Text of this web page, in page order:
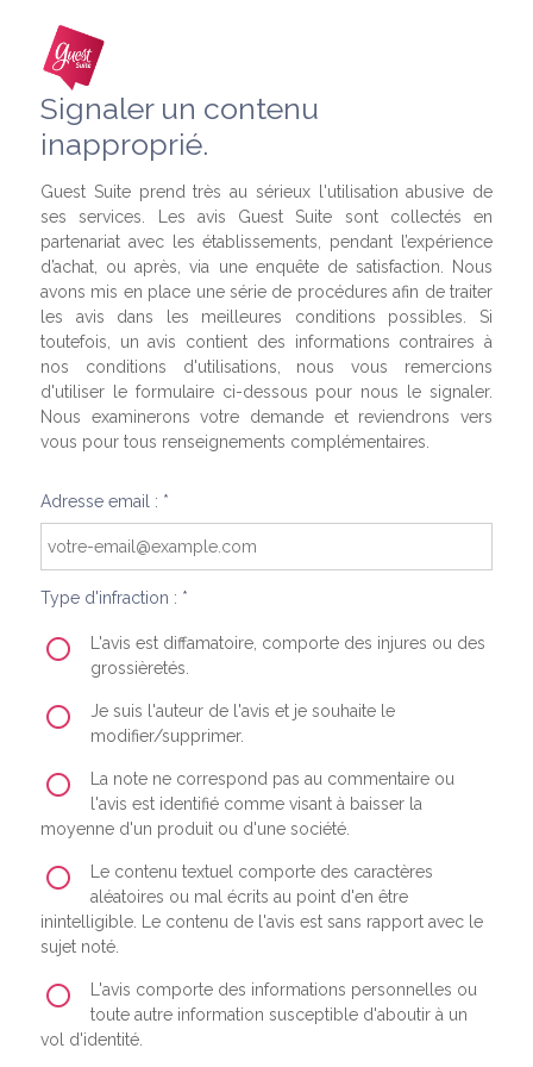
Signaler un contenu
inapproprié.
Guest Suite prend très au sérieux l'utilisation abusive de
ses services. Les avis Guest Suite sont collectés en
partenariat avec les établissements, pendant l’expérience
d’achat, ou après, via une enquête de satisfaction. Nous
avons mis en place une série de procédures afin de traiter
les avis dans les meilleures conditions possibles. Si
toutefois, un avis contient des informations contraires à
nos conditions d'utilisations, nous vous remercions
d'utiliser le formulaire ci-dessous pour nous le signaler.
Nous examinerons votre demande et reviendrons vers
vous pour tous renseignements complémentaires.
Adresse email : *
Type d'infraction : *
L'avis est diffamatoire, comporte des injures ou des
grossièretés.
Je suis l'auteur de l'avis et je souhaite le
modifier/supprimer.
La note ne correspond pas au commentaire ou
l'avis est identifié comme visant à baisser la
moyenne d'un produit ou d'une société.
Le contenu textuel comporte des caractères
aléatoires ou mal écrits au point d'en être
inintelligible. Le contenu de l'avis est sans rapport avec le
sujet noté.
L'avis comporte des informations personnelles ou
toute autre information susceptible d'aboutir à un
vol d'identité.